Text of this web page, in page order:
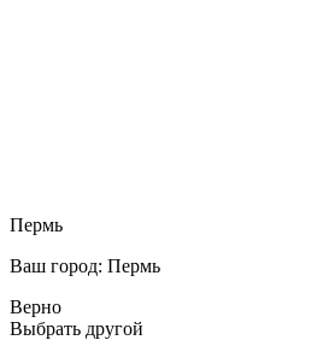
Пермь
Ваш город: Пермь
Верно
Выбрать другой